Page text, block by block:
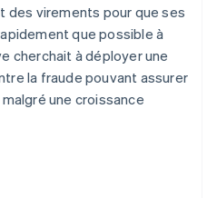
des virements pour que ses
que possible à
cherchait à déployer une
la fraude pouvant assurer
une croissance